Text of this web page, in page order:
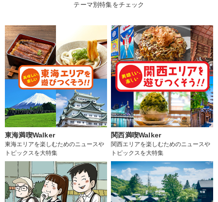
テーマ別特集をチェック
東海満喫Walker
東海エリアを楽しむためのニュースや
トピックスを大特集
関西満喫Walker
関西エリアを楽しむためのニュースや
トピックスを大特集